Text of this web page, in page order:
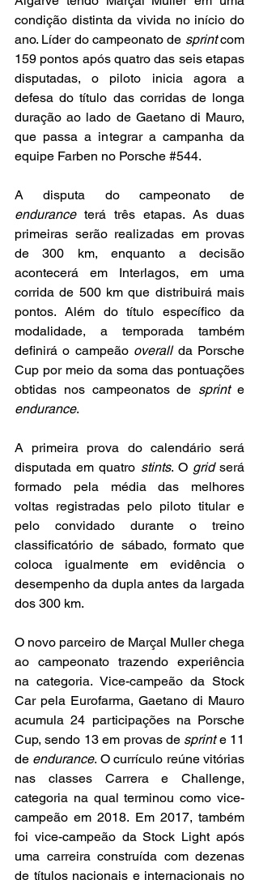
condição distinta da vivida no início do
ano. Líder do campeonato de sprint com
159 pontos após quatro das seis etapas
disputadas, o piloto inicia agora a
defesa do título das corridas de longa
duração ao lado de Gaetano di Mauro,
que passa a integrar a campanha da
equipe Farben no Porsche #544.
endurance terá três etapas. As duas
primeiras serão realizadas em provas
de 300 km, enquanto a decisão
acontecerá em Interlagos, em uma
corrida de 500 km que distribuirá mais
pontos. Além do título específico da
modalidade, a temporada também
definirá o campeão overall da Porsche
Cup por meio da soma das pontuações
obtidas nos campeonatos de sprint
endurance.
A primeira prova do calendário será
disputada em quatro stints. O grid será
formado pela média das melhores
voltas registradas pelo piloto titular e
pelo convidado durante o treino
classificatório de sábado, formato que
coloca igualmente em evidência o
desempenho da dupla antes da largada
dos 300 km.
O novo parceiro de Marçal Muller chega
ao campeonato trazendo experiência
na categoria. Vice-campeão da Stock
Car pela Eurofarma, Gaetano di Mauro
acumula 24 participações na Porsche
Cup, sendo 13 em provas de sprint e 11
de endurance. O currículo reúne vitórias
nas classes Carrera e Challenge,
categoria na qual terminou como vice-
campeão em 2018. Em 2017, também
foi vice-campeão da Stock Light após
uma carreira construída com dezenas
de títulos nacionais e internacionais no